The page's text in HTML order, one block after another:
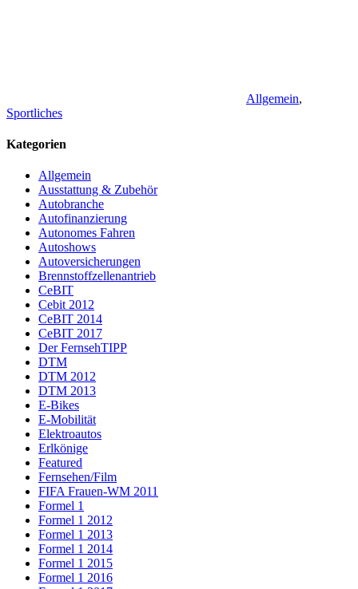
Allgemein,
Sportliches
Kategorien
Allgemein
Ausstattung & Zubehör
Autobranche
Autofinanzierung
Autonomes Fahren
Autoshows
Autoversicherungen
Brennstoffzellenantrieb
CeBIT
Cebit 2012
CeBIT 2014
CeBIT 2017
Der FernsehTIPP
DTM
DTM 2012
DTM 2013
E-Bikes
E-Mobilität
Elektroautos
Erlkönige
Featured
Fernsehen/Film
FIFA Frauen-WM 2011
Formel 1
Formel 1 2012
Formel 1 2013
Formel 1 2014
Formel 1 2015
Formel 1 2016